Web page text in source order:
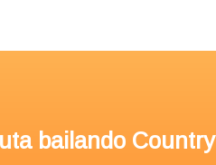
bailando Country